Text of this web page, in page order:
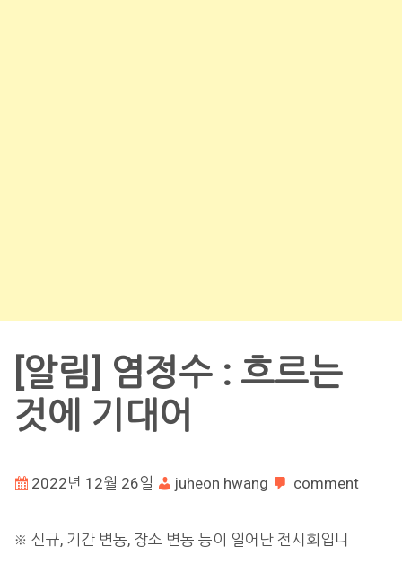
[알림] 염정수 : 흐르는
것에 기대어
2022년 12월 26일 juheon hwang comment
※ 신규, 기간 변동, 장소 변동 등이 일어난 전시회입니